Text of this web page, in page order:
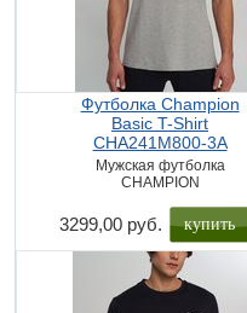
Футболка Champion
Basic T-Shirt
CHA241M800-3A
Мужская футболка
CHAMPION
3299,00 руб. купить